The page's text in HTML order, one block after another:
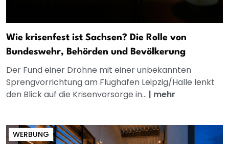
Wie krisenfest ist Sachsen? Die Rolle von
Bundeswehr, Behörden und Bevölkerung
Der Fund einer Drohne mit einer unbekannten
Sprengvorrichtung am Flughafen Leipzig/Halle lenkt
den Blick auf die Krisenvorsorge in... | mehr
WERBUNG